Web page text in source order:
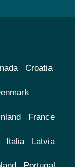
Croatia
France
Italia Latvia